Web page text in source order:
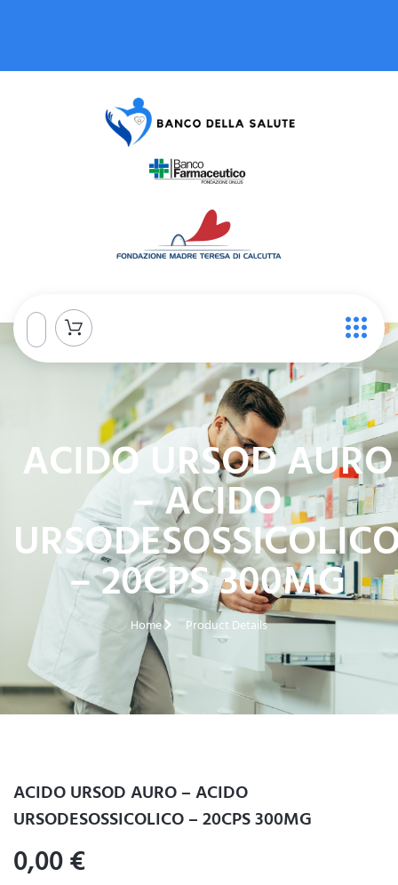
ACIDO URSOD AURO
– ACIDO
– 20CPS 300MG
Home Product Details
ACIDO URSOD AURO – ACIDO
URSODESOSSICOLICO – 20CPS 300MG
0,00€